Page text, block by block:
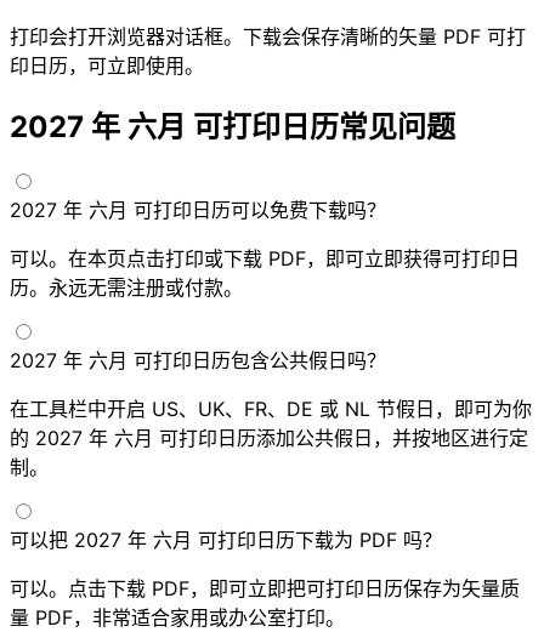
打印会打开浏览器对话框。下载会保存清晰的矢量 PDF 可打
印日历，可立即使用。
2027 年 六月 可打印日历常见问题
2027 年 六月 可打印日历可以免费下载吗？
可以。在本页点击打印或下载 PDF，即可立即获得可打印日
历。永远无需注册或付款。
2027 年 六月 可打印日历包含公共假日吗？
在工具栏中开启 US、UK、FR、DE 或 NL 节假日，即可为你
的 2027 年 六月 可打印日历添加公共假日，并按地区进行定
制。
可以把 2027 年 六月 可打印日历下载为 PDF 吗？
可以。点击下载 PDF，即可立即把可打印日历保存为矢量质
量 PDF，非常适合家用或办公室打印。